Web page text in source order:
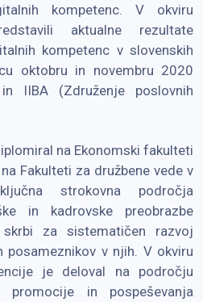
kompetenc. V okviru
aktualne rezultate
kompetenc v slovenskih
oktobru in novembru 2020
IIBA (Združenje poslovnih
na Ekonomski fakulteti
Fakulteti za družbene vede v
strokovna področja
in kadrovske preobrazbe
za sistematičen razvoj
posameznikov v njih. V okviru
je deloval na področju
promocije in pospeševanja